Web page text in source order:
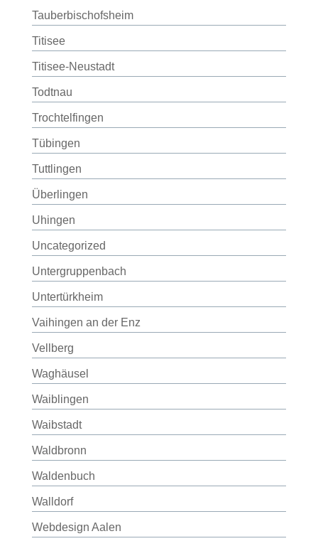
Tauberbischofsheim
Titisee
Titisee-Neustadt
Todtnau
Trochtelfingen
Tübingen
Tuttlingen
Überlingen
Uhingen
Uncategorized
Untergruppenbach
Untertürkheim
Vaihingen an der Enz
Vellberg
Waghäusel
Waiblingen
Waibstadt
Waldbronn
Waldenbuch
Walldorf
Webdesign Aalen